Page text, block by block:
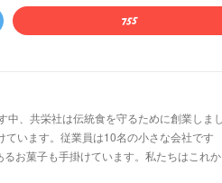
、共栄社は伝統食を守るために創業しまし
います。従業員は10名の小さな会社です
お菓子も手掛けています。私たちはこれか